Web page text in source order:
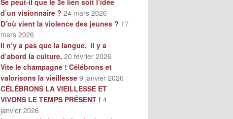
d’un visionnaire ? 24 mars 2026
D’où vient la violence des jeunes ? 17
mars 2026
Il n’y a pas que la langue, il y a
d’abord la culture. 20 février 2026
Vite le champagne ! Célébrons et
valorisons la vieillesse 9 janvier 2026
CÉLÉBRONS LA VIEILLESSE ET
VIVONS LE TEMPS PRÉSENT ! 4
janvier 2026